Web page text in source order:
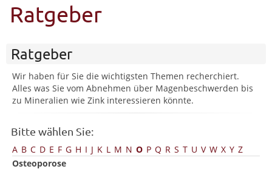
Ratgeber
Ratgeber
Wir haben für Sie die wichtigsten Themen recherchiert.
Alles was Sie vom Abnehmen über Magenbeschwerden bis
zu Mineralien wie Zink interessieren könnte.
Bitte wählen Sie:
A B C D E F G H I J K L M N O P Q R S T U V W X Y Z
Osteoporose